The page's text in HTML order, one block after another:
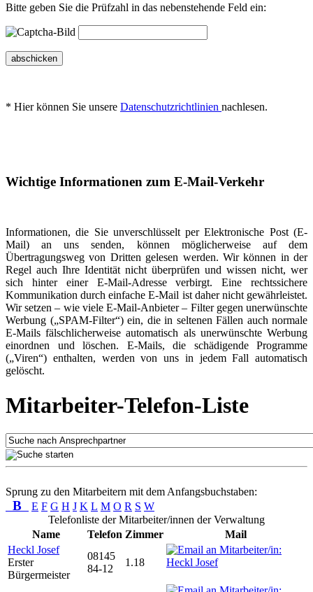
Bitte geben Sie die Prüfzahl in das nebenstehende Feld ein:
abschicken
* Hier können Sie unsere Datenschutzrichtlinien nachlesen.
Wichtige Informationen zum E-Mail-Verkehr
Informationen, die Sie unverschlüsselt per Elektronische Post (E-
Mail) an uns senden, können möglicherweise auf dem
Übertragungsweg von Dritten gelesen werden. Wir können in der
Regel auch Ihre Identität nicht überprüfen und wissen nicht, wer
sich hinter einer E-Mail-Adresse verbirgt. Eine rechtssichere
Kommunikation durch einfache E-Mail ist daher nicht gewährleistet.
Wir setzen – wie viele E-Mail-Anbieter – Filter gegen unerwünschte
Werbung („SPAM-Filter“) ein, die in seltenen Fällen auch normale
E-Mails fälschlicherweise automatisch als unerwünschte Werbung
einordnen und löschen. E-Mails, die schädigende Programme
(„Viren“) enthalten, werden von uns in jedem Fall automatisch
gelöscht.
Mitarbeiter-Telefon-Liste
Sprung zu den Mitarbeitern mit dem Anfangsbuchstaben:
B E F G H J K L M O R S W
Telefonliste der Mitarbeiter/innen der Verwaltung
Name
Telefon Zimmer
Mail
Heckl Josef
Erster
Bürgermeister
08145
84-12
1.18